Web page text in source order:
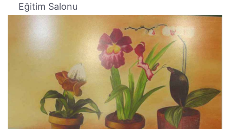
Eğitim Salonu